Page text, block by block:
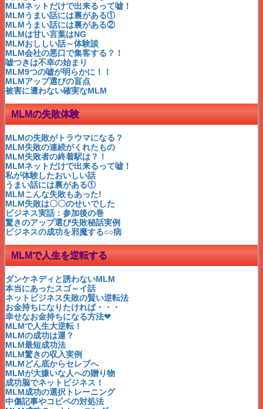
MLMケイエスビー=魂の絆
権利収入は〇〇で作る時代！
月収50万の生保シンママ
只今MLM恋人募集中❤
イチローからのメッセージ
シンママの権利収入大作戦！
シンママに収入２択問題発生？
どちらの収入を選ぶ？
MLM口コミ禁止？ハーフ＆ハーフは？
木村佳乃のCMで有名なMLMアルソア
マイナスオーラ飛んでけ～！MLM
必見！ロバートキヨサキ
ESBIクワドラント～唯一の方法②
ESBIクワドラント～唯一の方法①
MLMアジェルは脇本氏が有名
ハワイまで自転車で行くつもり？②
ハワイまで自転車で行くつもり？①
しゃべらない営業マンが成功するMLM
成功のサンプルが伝染するMLM
MLMモナヴィー前田敦子も愛用者
101歳の詩人・柴田トヨさん天国へ
ジェームス・スキナー元・葛飾区民！
MLM飽きっぽい人が成功する
MLM「自分年金」を作っちゃおう！
MLM男性が望む結婚条件は５K
MLM失敗者の終着駅は？！
MLM〇〇初心者からの質問
MLMノウハウ無料の秘密を暴露！
MLMおいしい話～体験談
MLM～どん底からセレブへ
MLMのストレスになる事を削除！
MLMに「必要ない時間」を削除！
MLMの「経費」を削除！
MLMの「販売・在庫」を削除！
MLMの「セミナー」を削除！
MLMの「口コミ・勧誘」を削除！
ネットワークビジネスと宝くじ
MLMうまい話には裏がある！②
MLMうまい話には裏がある！①
MLM花子さんの収入実例を公開！
顔が見えないMLMで大丈夫か？
男性にも向いているMLM
MLMシングルマザー成功者が多い理由
MLMネットだけで出来るって嘘！
MLMうまい話には裏がある①
MLMうまい話には裏がある②
MLMは甘い言葉はNG
MLMおししい話～体験談
MLM会社の悪口で集客する？！
嘘つきは不幸の始まり
MLM9つの嘘が明らかに！！
MLMアップ選びの盲点
被害に遭わない確実なMLM
MLMの失敗体験
MLMの失敗がトラウマになる？
MLM失敗の連続がくれたもの
MLM失敗者の終着駅は？！
MLMネットだけで出来るって嘘！
私が体験したおいしい話
うまい話には裏がある①
MLMこんな失敗もあった!
MLM失敗は〇〇のせいでした
ビジネス実話：参加後の巻
驚きのアップ選び失敗秘話実例
ビジネスの成功を邪魔する○○病
MLMで人生を逆転する
ダンケネディと誘わないMLM
本当にあったスゴ～イ話
ネットビジネス失敗の賢い逆転法
お金持ちになりたければ・・・
幸せなお金持ちになる方法❤
MLMで人生大逆転！
MLMの成功は運？
MLM最短成功法
MLM驚きの収入実例
MLMどん底からセレブへ
MLMが大嫌いな人への贈り物
成功脳でネットビジネス！
MLM成功の選択トレーニング
中傷記事やコピペの対処法